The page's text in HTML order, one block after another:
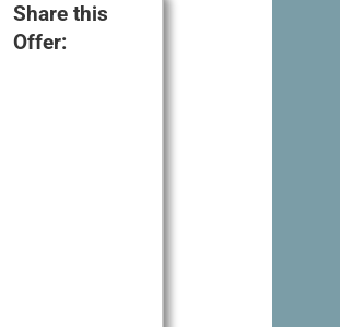
Share this
Offer: